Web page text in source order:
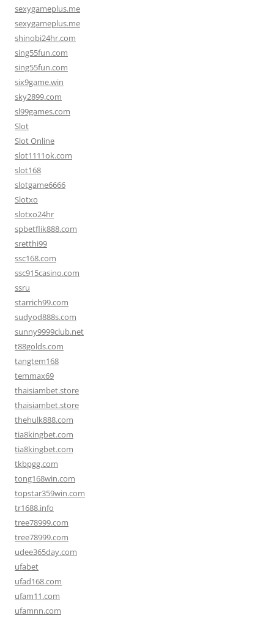
sexygameplus.me
sexygameplus.me
shinobi24hr.com
sing55fun.com
sing55fun.com
six9game.win
sky2899.com
sl99games.com
Slot
Slot Online
slot1111ok.com
slot168
slotgame6666
Slotxo
slotxo24hr
spbetflik888.com
sretthi99
ssc168.com
ssc915casino.com
ssru
starrich99.com
sudyod888s.com
sunny9999club.net
t88golds.com
tangtem168
temmax69
thaisiambet.store
thaisiambet.store
thehulk888.com
tia8kingbet.com
tia8kingbet.com
tkbpgg.com
tong168win.com
topstar359win.com
tr1688.info
tree78999.com
tree78999.com
udee365day.com
ufabet
ufad168.com
ufam11.com
ufamnn.com